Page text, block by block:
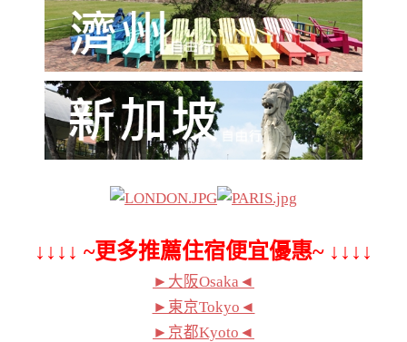
↓↓↓↓ ~更多推薦住宿便宜優惠~ ↓↓↓↓
►大阪Osaka◄
►東京Tokyo◄
►京都Kyoto◄